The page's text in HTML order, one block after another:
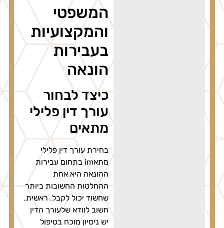
המשפטי
והמקצועיות
בעבירות
הונאה
כיצד לבחור
עורך דין פלילי
מתאים
בחירת עורך דין פלילי
מתאim בתחום עבירות
ההונאה היא אחת
ההחלטות החשובות ביותר
שחשוד יכול לקבל. ראשית,
חשוב לוודא שלעורך הדין
יש ניסיון מוכח בטיפול